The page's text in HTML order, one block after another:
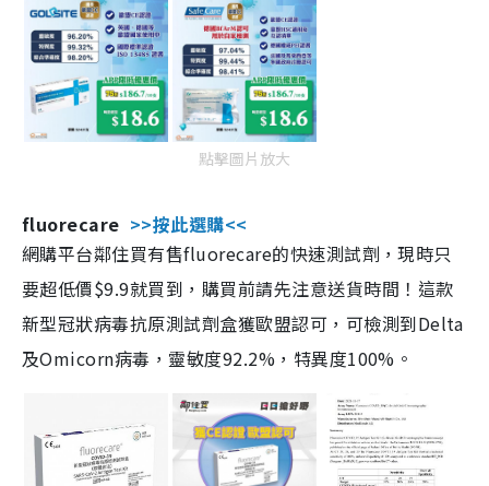
點擊圖片放大
fluorecare >>按此選購<<
網購平台鄰住買有售fluorecare的快速測試劑，現時只
要超低價$9.9就買到，購買前請先注意送貨時間！這款
新型冠狀病毒抗原測試劑盒獲歐盟認可，可檢測到Delta
及Omicorn病毒，靈敏度92.2%，特異度100%。